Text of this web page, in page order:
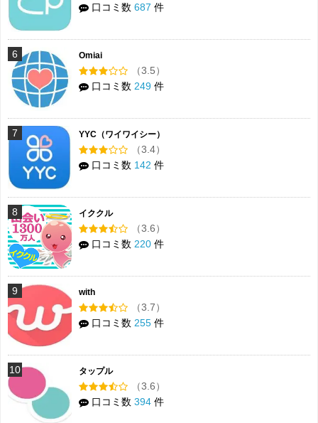
口コミ数 687 件
6 Omiai
（3.5）
口コミ数 249 件
7 YYC（ワイワイシー）
（3.4）
口コミ数 142 件
8 イククル
（3.6）
口コミ数 220 件
9 with
（3.7）
口コミ数 255 件
10 タップル
（3.6）
口コミ数 394 件